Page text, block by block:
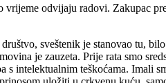
odvijaju radovi. Zakupac
sveštenik je stanovao tu,
je zauzeta. Prije rata smo
intelektualnim teškoćama. Imali